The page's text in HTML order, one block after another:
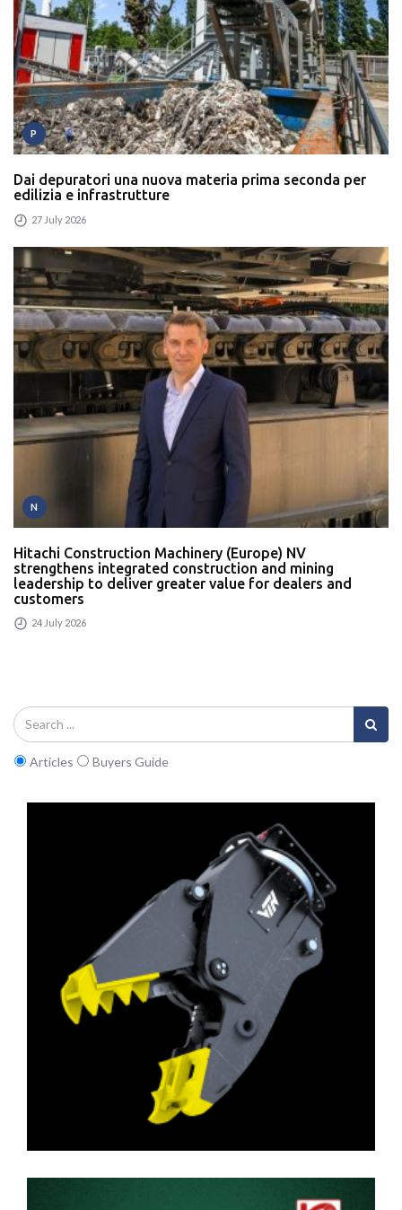
P
Dai depuratori una nuova materia prima seconda per
edilizia e infrastrutture
27 July 2026
N
Hitachi Construction Machinery (Europe) NV
strengthens integrated construction and mining
leadership to deliver greater value for dealers and
customers
24 July 2026
Articles Buyers Guide